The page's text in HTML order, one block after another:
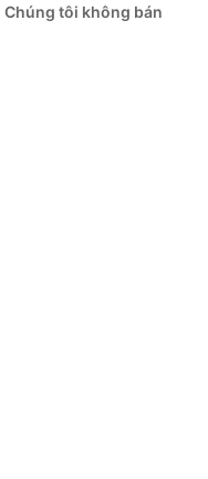
Chúng tôi không bán